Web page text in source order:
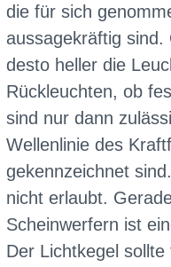
die für sich
aussagekräftig
desto heller die
Rückleuchten, ob
sind nur dann
Wellenlinie des
gekennzeichnet
nicht erlaubt.
Scheinwerfern ist
Der Lichtkegel